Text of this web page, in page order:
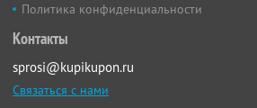
Политика конфиденциальности
Контакты
sprosi@kupikupon.ru
Связаться с нами